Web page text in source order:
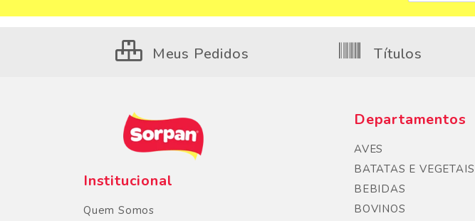
Meus Pedidos Títulos
Institucional
Quem Somos
Departamentos
AVES
BATATAS E VEGETAIS
BEBIDAS
BOVINOS